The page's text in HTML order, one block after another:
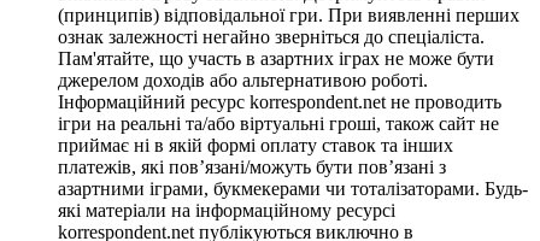
(принципів) відповідальної гри. При виявленні перших
ознак залежності негайно зверніться до спеціаліста.
Пам'ятайте, що участь в азартних іграх не може бути
джерелом доходів або альтернативою роботі.
Інформаційний ресурс korrespondent.net не проводить
ігри на реальні та/або віртуальні гроші, також сайт не
приймає ні в якій формі оплату ставок та інших
платежів, які пов’язані/можуть бути пов’язані з
азартними іграми, букмекерами чи тоталізаторами. Будь-
які матеріали на інформаційному ресурсі
korrespondent.net публікуються виключно в